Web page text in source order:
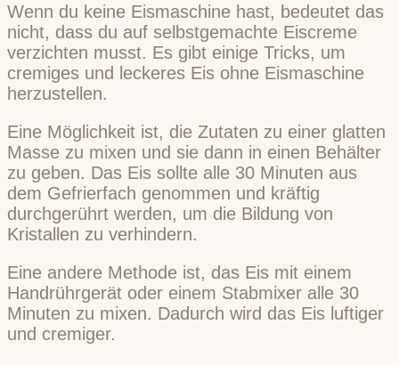
Wenn du keine Eismaschine hast, bedeutet das
nicht, dass du auf selbstgemachte Eiscreme
verzichten musst. Es gibt einige Tricks, um
cremiges und leckeres Eis ohne Eismaschine
herzustellen.
Eine Möglichkeit ist, die Zutaten zu einer glatten
Masse zu mixen und sie dann in einen Behälter
zu geben. Das Eis sollte alle 30 Minuten aus
dem Gefrierfach genommen und kräftig
durchgerührt werden, um die Bildung von
Kristallen zu verhindern.
Eine andere Methode ist, das Eis mit einem
Handrührgerät oder einem Stabmixer alle 30
Minuten zu mixen. Dadurch wird das Eis luftiger
und cremiger.